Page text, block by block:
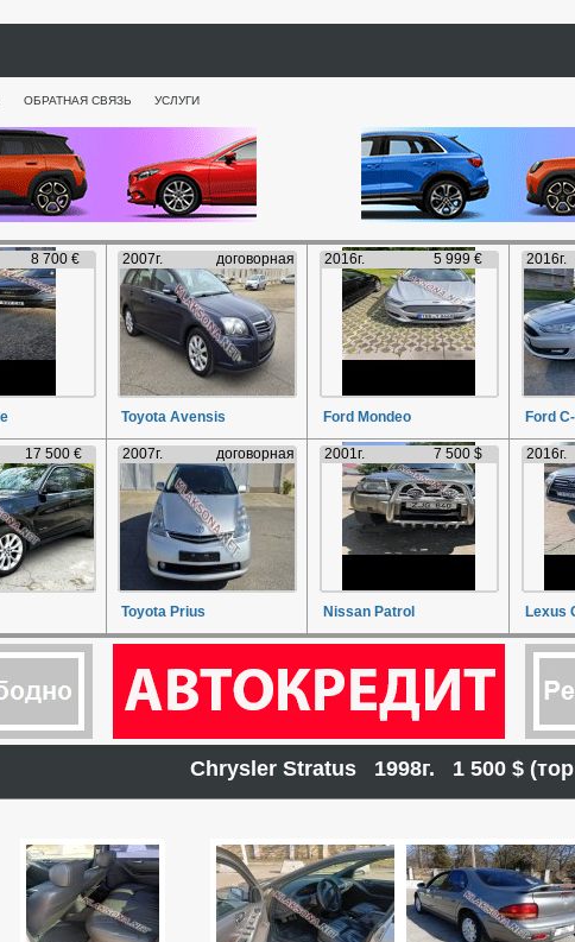
ОБРАТНАЯ СВЯЗЬ УСЛУГИ
8 700 € 2007г. договорная
Toyota Avensis
2016г. 5 999 €
Ford Mondeo
2016г.
Ford
17 500 € 2007г. договорная
Toyota Prius
2001г. 7 500 $
Nissan Patrol
2016г.
Lexus
Chrysler Stratus 1998г. 1 500 $